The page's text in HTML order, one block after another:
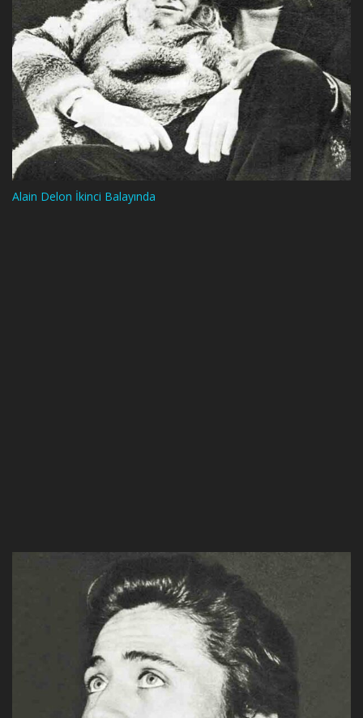
Alain Delon İkinci Balayında